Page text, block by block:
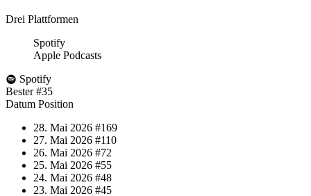
Drei Plattformen
Spotify
Apple Podcasts
Spotify
Bester #35
Datum Position
28. Mai 2026 #169
27. Mai 2026 #110
26. Mai 2026 #72
25. Mai 2026 #55
24. Mai 2026 #48
23. Mai 2026 #45